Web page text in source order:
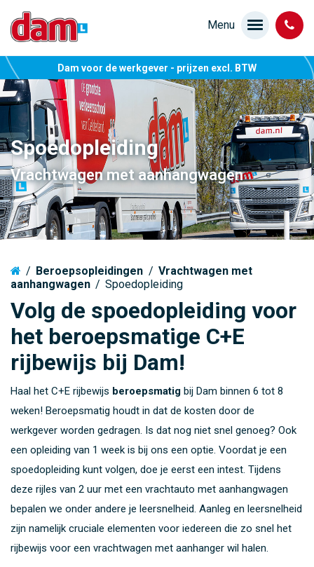
Dam voor de werkgever - prijzen excl. BTW
Spoedopleiding
Vrachtwagen met aanhangwagen
/ Beroepsopleidingen / Vrachtwagen met
aanhangwagen / Spoedopleiding
Volg de spoedopleiding voor
het beroepsmatige C+E
rijbewijs bij Dam!
Haal het C+E rijbewijs beroepsmatig bij Dam binnen 6 tot 8
weken! Beroepsmatig houdt in dat de kosten door de
werkgever worden gedragen. Is dat nog niet snel genoeg? Ook
een opleiding van 1 week is bij ons een optie. Voordat je een
spoedopleiding kunt volgen, doe je eerst een intest. Tijdens
deze rijles van 2 uur met een vrachtauto met aanhangwagen
bepalen we onder andere je leersnelheid. Aanleg en leersnelheid
zijn namelijk cruciale elementen voor iedereen die zo snel het
rijbewijs voor een vrachtwagen met aanhanger wil halen.